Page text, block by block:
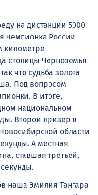
на дистанции 5000
чемпионка России
километре
столицы Черноземья
что судьба золота
Под вопросом
В итоге,
национальном
Второй призер в
области
А местная
ставшая третьей,
наша Эмилия Тангара